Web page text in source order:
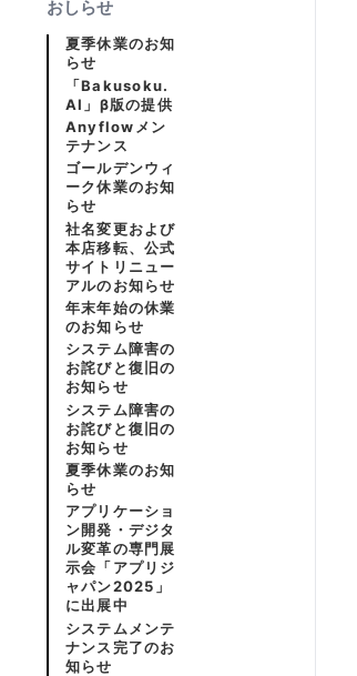
おしらせ
夏季休業のお知
らせ
「Bakusoku.
AI」β版の提供
Anyflowメン
テナンス
ゴールデンウィ
ーク休業のお知
らせ
社名変更および
本店移転、公式
サイトリニュー
アルのお知らせ
年末年始の休業
のお知らせ
システム障害の
お詫びと復旧の
お知らせ
システム障害の
お詫びと復旧の
お知らせ
夏季休業のお知
らせ
アプリケーショ
ン開発・デジタ
ル変革の専門展
示会「アプリジ
ャパン2025」
に出展中
システムメンテ
ナンス完了のお
知らせ